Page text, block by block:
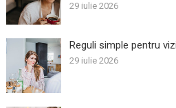
29 iulie 2026
Reguli simple pentru
29 iulie 2026